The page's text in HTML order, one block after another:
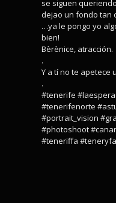
se siguen
dejao un fondo tan
…ya le pongo yo
bien!
Bèrènice, atracción.
.
Y a tí no te apetece
.
#tenerife
#tenerifenorte
#portrait_vision
#photoshoot
#teneriffa